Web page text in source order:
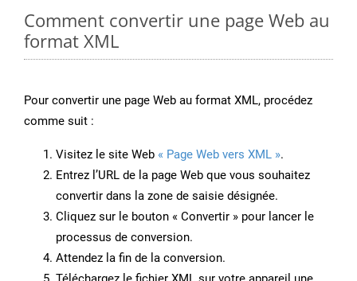
Comment convertir une page Web au
format XML
Pour convertir une page Web au format XML, procédez
comme suit :
Visitez le site Web « Page Web vers XML ».
Entrez l’URL de la page Web que vous souhaitez
convertir dans la zone de saisie désignée.
Cliquez sur le bouton « Convertir » pour lancer le
processus de conversion.
Attendez la fin de la conversion.